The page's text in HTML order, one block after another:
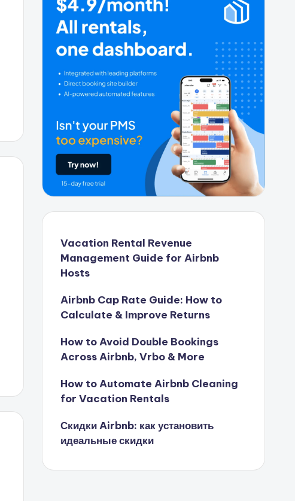
Vacation Rental Revenue
Management Guide for Airbnb
Hosts
Airbnb Cap Rate Guide: How to
Calculate & Improve Returns
How to Avoid Double Bookings
Across Airbnb, Vrbo & More
How to Automate Airbnb Cleaning
for Vacation Rentals
Скидки Airbnb: как установить
идеальные скидки